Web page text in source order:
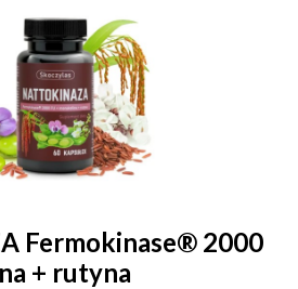
Fermokinase® 2000
+ rutyna